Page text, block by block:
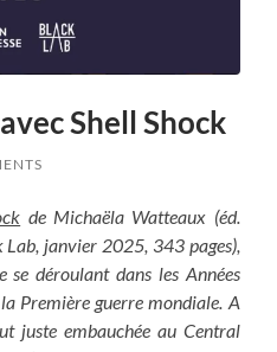
Shell Shock
de Michaëla Watteaux (éd.
janvier 2025, 343 pages),
déroulant dans les Années
Première guerre mondiale. A
juste embauchée au Central